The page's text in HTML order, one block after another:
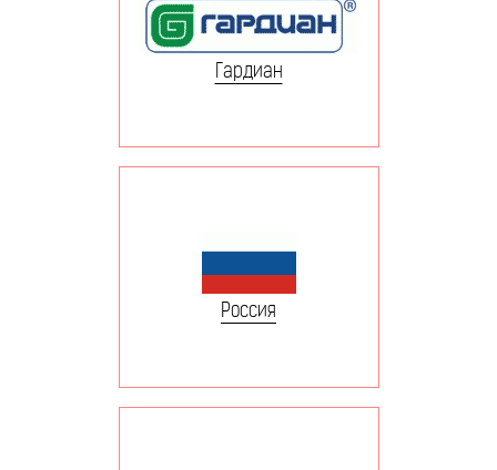
Гардиан
Россия